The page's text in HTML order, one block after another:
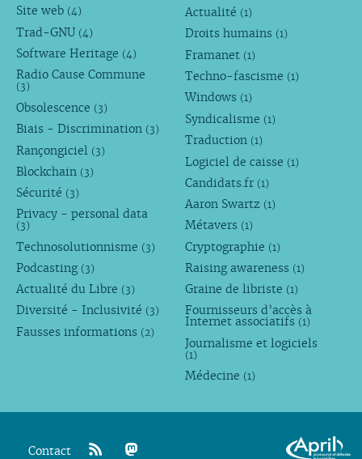
Site web (4)
Trad-GNU (4)
Software Heritage (4)
Radio Cause Commune
(3)
Obsolescence (3)
Biais - Discrimination (3)
Rançongiciel (3)
Blockchain (3)
Sécurité (3)
Privacy - personal data
(3)
Technosolutionnisme (3)
Podcasting (3)
Actualité du Libre (3)
Diversité - Inclusivité (3)
Fausses informations (2)
Actualité (1)
Droits humains (1)
Framanet (1)
Techno-fascisme (1)
Windows (1)
Syndicalisme (1)
Traduction (1)
Logiciel de caisse (1)
Candidats.fr (1)
Aaron Swartz (1)
Métavers (1)
Cryptographie (1)
Raising awareness (1)
Graine de libriste (1)
Fournisseurs d’accès à
Internet associatifs (1)
Journalisme et logiciels
(1)
Médecine (1)
Contact